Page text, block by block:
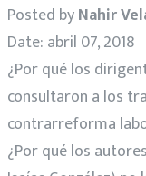
Posted byNahir
Date: abril 07, 2018
¿Por qué los
consultaron a los
contrarreforma
¿Por qué los